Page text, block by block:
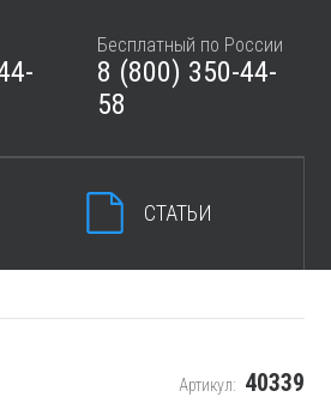
Бесплатный по России
8 (800) 350-44-
58
СТАТЬИ
Артикул: 40339
ЗАКРЫТЬ КОРЗИНУ